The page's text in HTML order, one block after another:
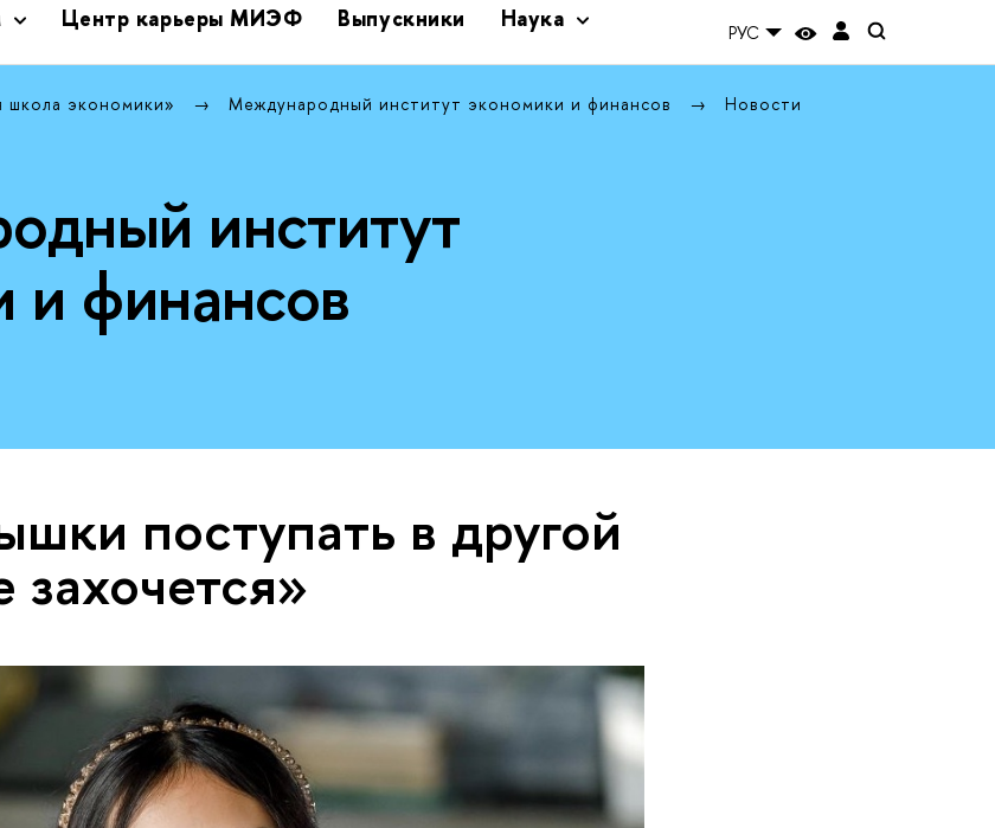
Центр карьеры МИЭФ Выпускники
Наука
РУС
школа экономики» Международный институт экономики и финансов Новости
институт
и финансов
поступать в другой
захочется»